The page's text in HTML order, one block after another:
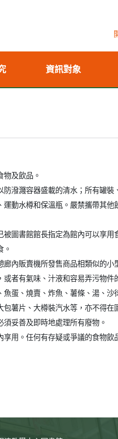
資訊對象
及飲品。
潑濺容器盛載的清水；所有罐
動水樽和保溫瓶。嚴禁攜帶其
圖書館館長指定為館內可以享
。
內販賣機所發售商品相類似的小
者有氣味、汁液和容易弄污物
蛋、燒賣、炸魚、薯條、湯、沙
薯片、大樽裝汽水等，亦不得在
妥善及即時地處理所有廢物。
用。任何有存疑或爭議的食物飲